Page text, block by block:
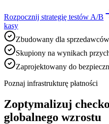
Rozpocznij strategię testów A/B
kasy
Zbudowany dla
Skupiony na wynikach
Zaprojektowany do
Poznaj infrastrukturę płatności
Zoptymalizuj
globalnego wzrostu